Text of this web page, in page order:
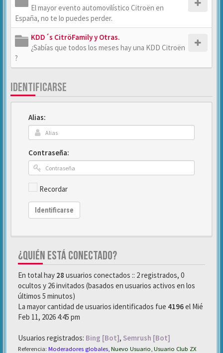
El mayor evento automovilístico Citroën en
España, no te lo puedes perder.
KDD´s CitröFamily y Otras.
¿Sabías que todos los meses hay una KDD Citroën
?
IDENTIFICARSE
Alias:
Contraseña:
Recordar
Identificarse
¿QUIÉN ESTÁ CONECTADO?
En total hay 28 usuarios conectados :: 2 registrados, 0
ocultos y 26 invitados (basados en usuarios activos en los
últimos 5 minutos)
La mayor cantidad de usuarios identificados fue 4196el Mié
Feb 11, 2026 4:45 pm
Usuarios registrados: Bing [Bot], Semrush [Bot]
Referencia: Moderadores globales Nuevo Usuario Usuario Club ZX